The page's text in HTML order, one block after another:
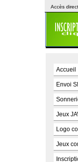
Accès
Accueil
Envoi
Jeux
Logo
Jeux